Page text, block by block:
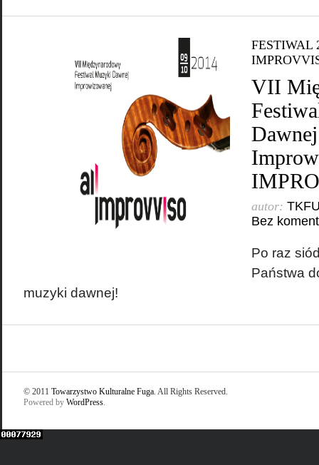
FESTIWAL
VII
Dawnej
autor:
Bez
Po raz
Państwa
muzyki dawnej!
© 2011 Towarzystwo Kulturalne Fuga. All Rights Reserved.
Powered by WordPress.